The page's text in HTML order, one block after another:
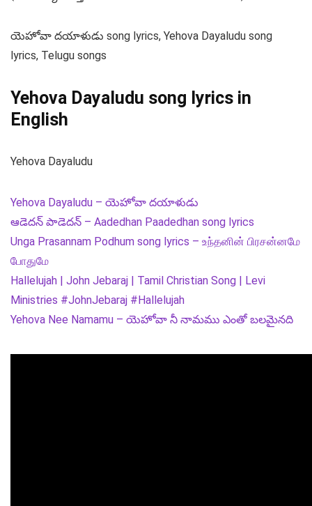
యెహోవా దయాళుడు song lyrics, Yehova Dayaludu song
lyrics, Telugu songs
Yehova Dayaludu song lyrics in
English
Yehova Dayaludu
Yehova Dayaludu – యెహోవా దయాళుడు
ఆడెదన్ పాడెదన్ – Aadedhan Paadedhan song lyrics
Unga Prasannam Podhum song lyrics – உந்தனின் பிரசன்னமே
போதுமே
Hallelujah | John Jebaraj | Tamil Christian Song | Levi
Ministries #JohnJebaraj #Hallelujah
Yehova Nee Namamu – యెహోవా నీ నామము ఎంతో బలమైనది